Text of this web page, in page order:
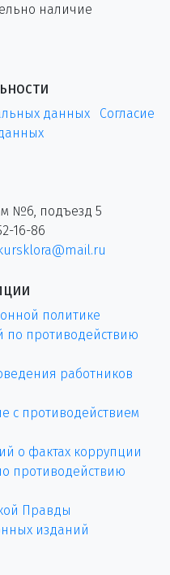
наличие
данных
Согласие
№6, подъезд 5
16-86
политике
по противодействию
работников
с противодействием
о фактах коррупции
противодействию
Правды
изданий